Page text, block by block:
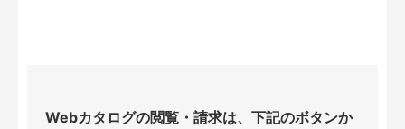
Webカタログの閲覧・請求は、下記のボタンか